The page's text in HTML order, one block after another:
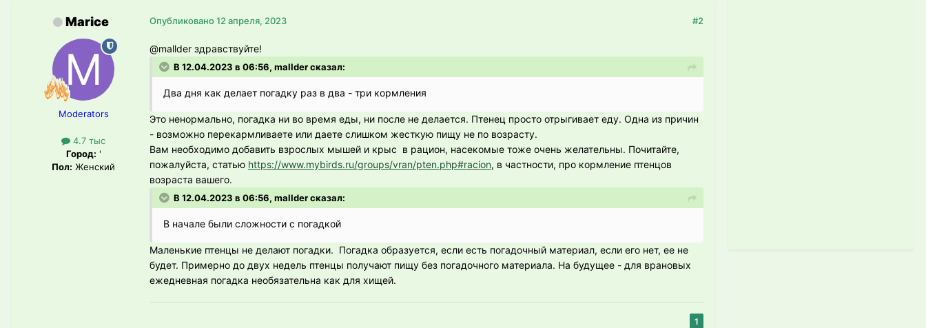
Marice
Moderators
4.7 тыс
Город: '
Пол: Женский
#2
Опубликовано12 апреля, 2023
@mallder здравствуйте!
В 12.04.2023 в 06:56, mallder сказал:
Два дня как делает погадку раз в два - три кормления
Это ненормально, погадка ни во время еды, ни после не делается. Птенец просто отрыгивает еду. Одна из причин
- возможно перекармливаете или даете слишком жесткую пищу не по возрасту.
Вам необходимо добавить взрослых мышей и крыс в рацион, насекомые тоже очень желательны. Почитайте,
пожалуйста, статью https://www.mybirds.ru/groups/vran/pten.php#racion, в частности, про кормление птенцов
возраста вашего.
В 12.04.2023 в 06:56, mallder сказал:
В начале были сложности с погадкой
Маленькие птенцы не делают погадки. Погадка образуется, если есть погадочный материал, если его нет, ее не
будет. Примерно до двух недель птенцы получают пищу без погадочного материала. На будущее - для врановых
ежедневная погадка необязательна как для хищей.
1